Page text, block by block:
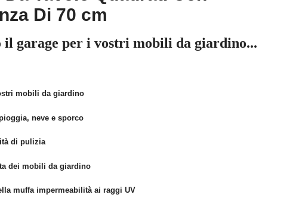
Di 70 cm
il garage per i vostri mobili da giardino...
mobili da giardino
neve e sporco
di pulizia
dei mobili da giardino
muffa impermeabilità ai raggi UV